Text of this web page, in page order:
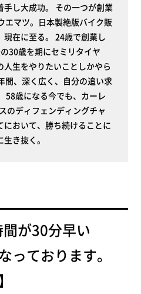
し大成功。 その一つが創業
エマツ。日本製絶版バイク販
在に至る。 24歳で創業し
30歳を期にセミリタイヤ
人生をやりたいことしかやら
間、深く広く、自分の追い求
58歳になる今でも、カーレ
のディフェンディングチャ
において、勝ち続けることに
き抜く。
が30分早い
っております。